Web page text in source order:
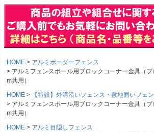
HOME
アルミボーダーフェンス
アルミフェンスポール用ブロックコーナー金具（
m共用）
HOME
【特設】外溝沿いフェンス・敷地囲いフェ
アルミフェンスポール用ブロックコーナー金具（
m共用）
HOME
アルミ目隠しフェンス